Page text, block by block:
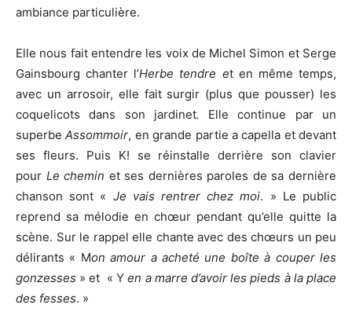
ambiance particulière.
Elle nous fait entendre les voix de Michel Simon et Serge
Gainsbourg chanter l’Herbe tendre et en même temps,
avec un arrosoir, elle fait surgir (plus que pousser) les
coquelicots dans son jardinet.
Elle continue par un
superbeAssommoir, en grande partie a capella et devant
ses fleurs. Puis K! se réinstalle derrière son clavier
pour Le chemin et ses dernières paroles de sa dernière
chanson sont « Je vais rentrer chez moi. » Le public
reprend sa mélodie en chœur pendant qu’elle quitte la
scène. Sur le rappel elle chante avec des chœurs un peu
délirants « Mon amour a acheté une boîte à couper les
gonzesses » et « Y en a marre d’avoir les pieds à la place
des fesses. »